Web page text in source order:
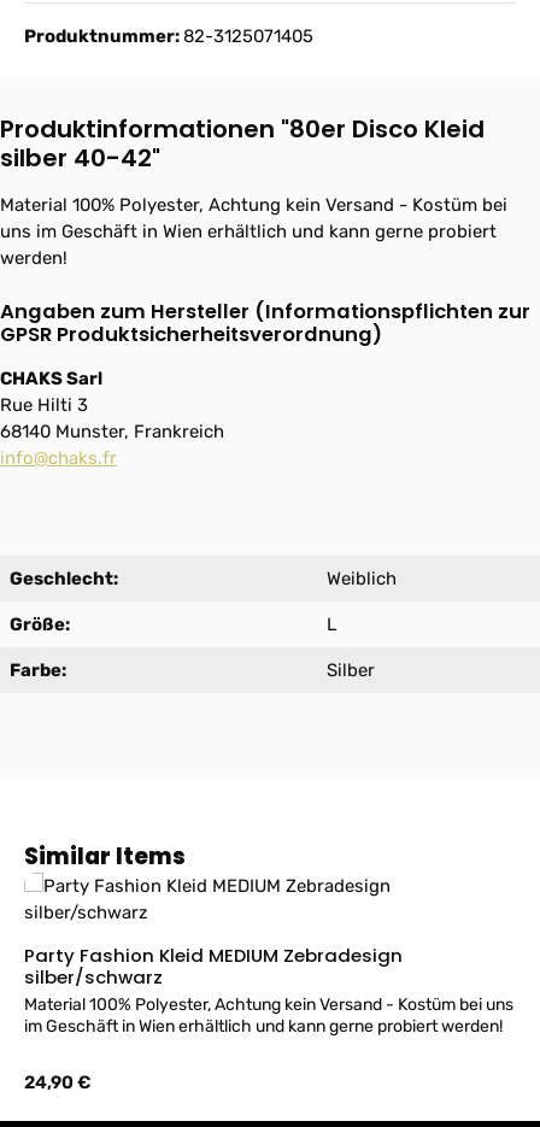
Produktnummer:82-3125071405
Produktinformationen "80er Disco Kleid
silber 40-42"
Material 100% Polyester, Achtung kein Versand - Kostüm bei
uns im Geschäft in Wien erhältlich und kann gerne probiert
werden!
Angaben zum Hersteller (Informationspflichten zur
GPSR Produktsicherheitsverordnung)
CHAKS Sarl
Rue Hilti 3
68140 Munster, Frankreich
info@chaks.fr
Geschlecht: Weiblich
Größe: L
Farbe: Silber
Produktgalerie überspringen
Similar Items
Party Fashion Kleid MEDIUM Zebradesign
silber/schwarz
Material 100% Polyester, Achtung kein Versand - Kostüm bei uns
im Geschäft in Wien erhältlich und kann gerne probiert werden!
Regulärer Preis:
24,90 €